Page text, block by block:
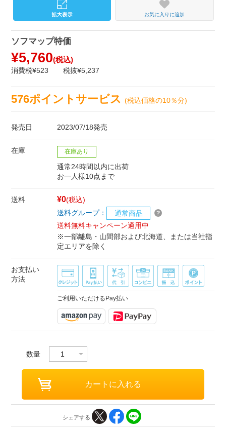
お気に入りに追加
ソフマップ特価
¥5,760(税込)
消費税¥523 税抜¥5,237
576ポイントサービス(税込価格の10％分)
発売日 2023/07/18発売
在庫 在庫あり
通常24時間以内に出荷
お一人様10点まで
送料 ¥0(税込)
送料グループ：
通常商品
送料無料キャンペーン適用中
※一部離島・山間部および北海道、または当社指
定エリアを除く
お支払い
方法
ご利用いただけるPay払い
数量
シェアする